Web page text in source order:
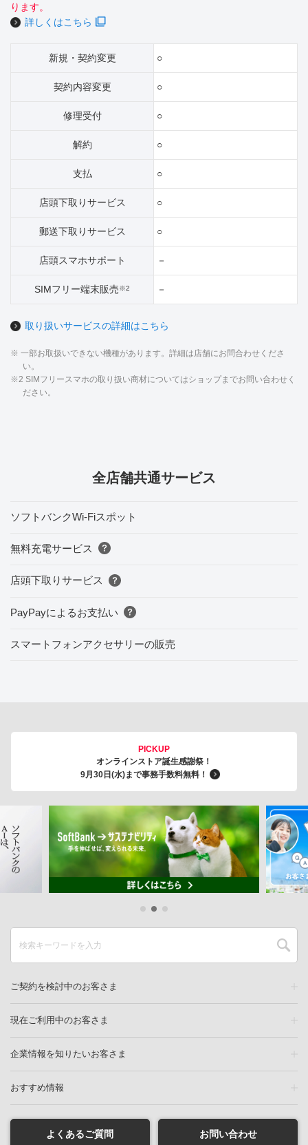
ります。
詳しくはこちら
新規・契約変更 ○
契約内容変更 ○
修理受付 ○
解約 ○
支払 ○
店頭下取りサービス ○
郵送下取りサービス ○
店頭スマホサポート －
SIMフリー端末販売※2 －
取り扱いサービスの詳細はこちら
※ 一部お取扱いできない機種があります。詳細は店舗にお問合わせくださ
い。
※2 SIMフリースマホの取り扱い商材についてはショップまでお問い合わせく
ださい。
全店舗共通サービス
ソフトバンクWi-Fiスポット
無料充電サービス
店頭下取りサービス
PayPayによるお支払い
スマートフォンアクセサリーの販売
PICKUP
オンラインストア誕生感謝祭！
9月30日(水)まで事務手数料無料！
ご契約を検討中のお客さま
現在ご利用中のお客さま
企業情報を知りたいお客さま
おすすめ情報
よくあるご質問 お問い合わせ